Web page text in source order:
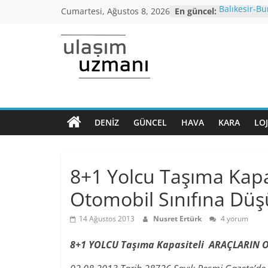
Cumartesi, Ağustos 8, 2026 En güncel: Balıkesir-
Dönem
kriterleri
Ulaşım
Uzmanı
UlaşımınDENIZ GÜNCEL HAVA KARA
8+1 Yolcu Taşıma
Otomobil Sınıfına
14 Ağustos 2013 Nusret Ertürk 4 yorum
8+1 YOLCU Taşıma Kapasiteli ARAÇLARIN